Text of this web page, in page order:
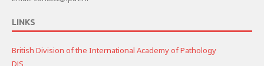
LINKS
British Division of the International Academy of Pathology
DJS